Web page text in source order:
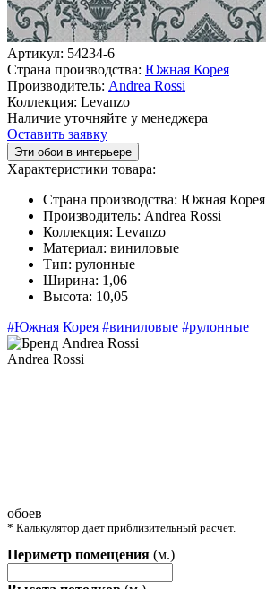
Артикул: 54234-6
Страна производства: Южная Корея
Производитель: Andrea Rossi
Коллекция: Levanzo
Наличие уточняйте у менеджера
Оставить заявку
Эти обои в интерьере
Характеристики товара:
Страна производства: Южная Корея
Производитель: Andrea Rossi
Коллекция: Levanzo
Материал: виниловые
Тип: рулонные
Ширина: 1,06
Высота: 10,05
#Южная Корея #виниловые #рулонные
Andrea Rossi
обоев
* Калькулятор дает приблизительный расчет.
Периметр помещения (м.)